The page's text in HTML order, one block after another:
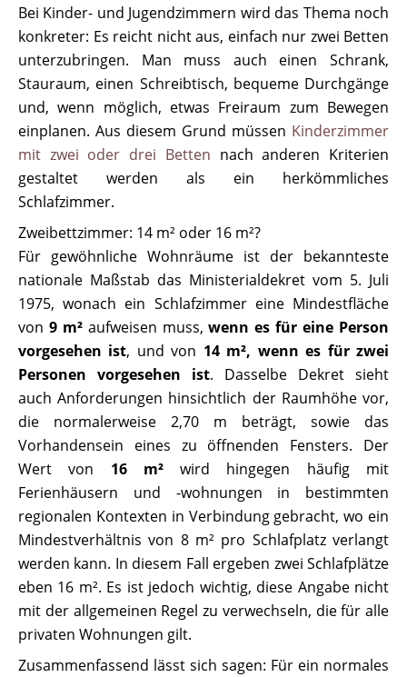
Bei Kinder- und Jugendzimmern wird das Thema noch
konkreter: Es reicht nicht aus, einfach nur zwei Betten
unterzubringen. Man muss auch einen Schrank,
Stauraum, einen Schreibtisch, bequeme Durchgänge
und, wenn möglich, etwas Freiraum zum Bewegen
einplanen. Aus diesem Grund müssen Kinderzimmer
mit zwei oder drei Betten nach anderen Kriterien
gestaltet werden als ein herkömmliches
Schlafzimmer.
Zweibettzimmer: 14 m² oder 16 m²?
Für gewöhnliche Wohnräume ist der bekannteste
nationale Maßstab das Ministerialdekret vom 5. Juli
1975, wonach ein Schlafzimmer eine Mindestfläche
von 9 m²aufweisen muss,wenn es für eine Person
vorgesehen ist, und von 14 m², wenn es für zwei
Personen vorgesehen ist. Dasselbe Dekret sieht
auch Anforderungen hinsichtlich der Raumhöhe vor,
die normalerweise 2,70 m beträgt, sowie das
Vorhandensein eines zu öffnenden Fensters. Der
Wert von 16 m²wird hingegen häufig mit
Ferienhäusern und -wohnungen in bestimmten
regionalen Kontexten in Verbindung gebracht, wo ein
Mindestverhältnis von 8 m² pro Schlafplatz verlangt
werden kann. In diesem Fall ergeben zwei Schlafplätze
eben 16 m². Es ist jedoch wichtig, diese Angabe nicht
mit der allgemeinen Regel zu verwechseln, die für alle
privaten Wohnungen gilt.
Zusammenfassend lässt sich sagen: Für ein normales